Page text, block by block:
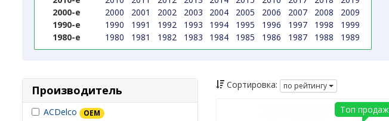
2000-е
2000 2001 2002 2003 2004 2005 2006 2007 2008
2009
1990-е
1990 1991 1992 1993 1994 1995 1996 1997 1998
1999
1980-е
1980 1981 1982 1983 1984 1985 1986 1987 1988 1989
Производитель
ACDelco OEM
Сортировка: по рейтингу
Топ продаж